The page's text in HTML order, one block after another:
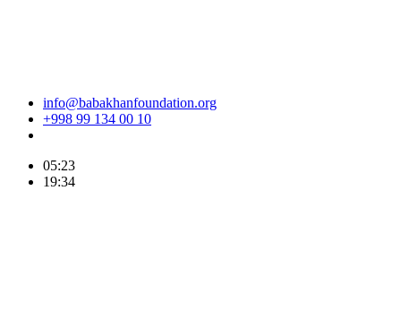
info@babakhanfoundation.org
+998 99 134 00 10
05:23
19:34